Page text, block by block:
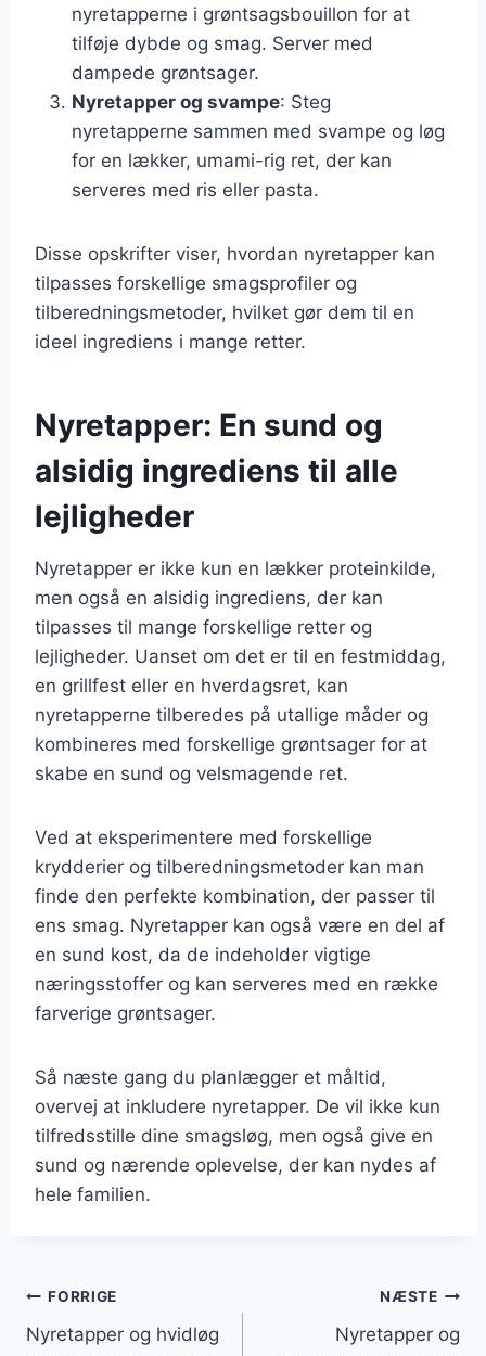
nyretapperne i grøntsagsbouillon for at
tilføje dybde og smag. Server med
dampede grøntsager.
Nyretapper og svampe: Steg
nyretapperne sammen med svampe og løg
for en lækker, umami-rig ret, der kan
serveres med ris eller pasta.
Disse opskrifter viser, hvordan nyretapper kan
tilpasses forskellige smagsprofiler og
tilberedningsmetoder, hvilket gør dem til en
ideel ingrediens i mange retter.
Nyretapper: En sund og
alsidig ingrediens til alle
lejligheder
Nyretapper er ikke kun en lækker proteinkilde,
men også en alsidig ingrediens, der kan
tilpasses til mange forskellige retter og
lejligheder. Uanset om det er til en festmiddag,
en grillfest eller en hverdagsret, kan
nyretapperne tilberedes på utallige måder og
kombineres med forskellige grøntsager for at
skabe en sund og velsmagende ret.
Ved at eksperimentere med forskellige
krydderier og tilberedningsmetoder kan man
finde den perfekte kombination, der passer til
ens smag. Nyretapper kan også være en del af
en sund kost, da de indeholder vigtige
næringsstoffer og kan serveres med en række
farverige grøntsager.
Så næste gang du planlægger et måltid,
overvej at inkludere nyretapper. De vil ikke kun
tilfredsstille dine smagsløg, men også give en
sund og nærende oplevelse, der kan nydes af
hele familien.
Indlægsnavigation
FORRIGE
Nyretapper og hvidløg
NÆSTE
Nyretapper og